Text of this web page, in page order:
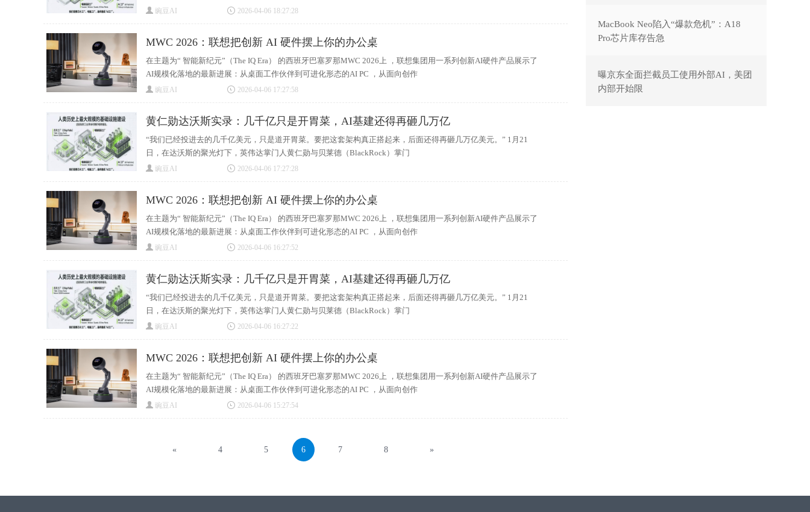
豌豆AI 2026-04-06 18:27:28
MWC 2026：联想把创新 AI 硬件摆上你的办公桌
在主题为“ 智能新纪元”（The IQ Era） 的西班牙巴塞罗那MWC 2026上 ，联想集团用一系列创新AI硬件产品展示了
AI规模化落地的最新进展：从桌面工作伙伴到可进化形态的AI PC ，从面向创作
豌豆AI 2026-04-06 17:27:58
黄仁勋达沃斯实录：几千亿只是开胃菜，AI基建还得再砸几万亿
“我们已经投进去的几千亿美元，只是道开胃菜。要把这套架构真正搭起来，后面还得再砸几万亿美元。” 1月21
日，在达沃斯的聚光灯下，英伟达掌门人黄仁勋与贝莱德（BlackRock）掌门
豌豆AI 2026-04-06 17:27:28
MWC 2026：联想把创新 AI 硬件摆上你的办公桌
在主题为“ 智能新纪元”（The IQ Era） 的西班牙巴塞罗那MWC 2026上 ，联想集团用一系列创新AI硬件产品展示了
AI规模化落地的最新进展：从桌面工作伙伴到可进化形态的AI PC ，从面向创作
豌豆AI 2026-04-06 16:27:52
黄仁勋达沃斯实录：几千亿只是开胃菜，AI基建还得再砸几万亿
“我们已经投进去的几千亿美元，只是道开胃菜。要把这套架构真正搭起来，后面还得再砸几万亿美元。” 1月21
日，在达沃斯的聚光灯下，英伟达掌门人黄仁勋与贝莱德（BlackRock）掌门
豌豆AI 2026-04-06 16:27:22
MWC 2026：联想把创新 AI 硬件摆上你的办公桌
在主题为“ 智能新纪元”（The IQ Era） 的西班牙巴塞罗那MWC 2026上 ，联想集团用一系列创新AI硬件产品展示了
AI规模化落地的最新进展：从桌面工作伙伴到可进化形态的AI PC ，从面向创作
豌豆AI 2026-04-06 15:27:54
« 4 5 6 7 8 »
MacBook Neo陷入“爆款危机”：A18
Pro芯片库存告急
曝京东全面拦截员工使用外部AI，美团
内部开始限